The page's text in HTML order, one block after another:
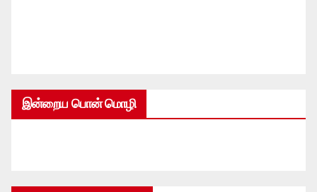
இன்றைய பொன் மொழி